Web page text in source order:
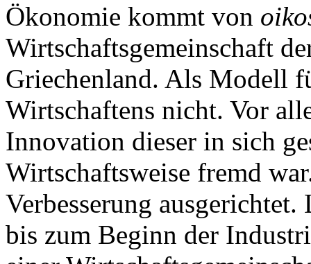
Ökonomie kommt von
Wirtschaftsgemeinschaft
Griechenland. Als Modell
Wirtschaftens nicht. Vor
Innovation dieser in sich
Wirtschaftsweise fremd
Verbesserung
bis zum Beginn der